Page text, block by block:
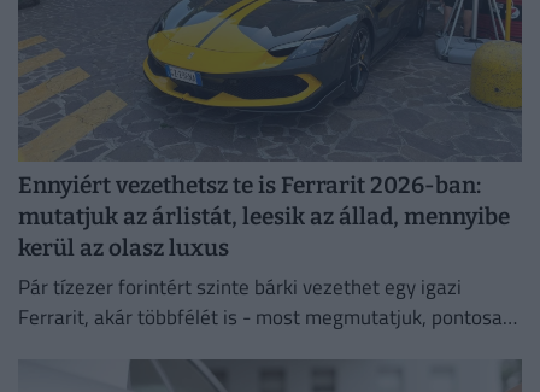
Ennyiért vezethetsz te is Ferrarit 2026-ban:
mutatjuk az árlistát, leesik az állad, mennyibe
kerül az olasz luxus
Pár tízezer forintért szinte bárki vezethet egy igazi
Ferrarit, akár többfélét is - most megmutatjuk, pontosan